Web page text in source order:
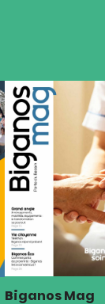
Biganos Mag